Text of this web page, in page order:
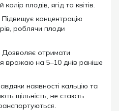
плодів, ягід та квітів.
Підвищує концентрацію
роблячи плоди
Дозволяє отримати
врожаю на 5–10 днів раніше
наявності кальцію та
щільність, не стають